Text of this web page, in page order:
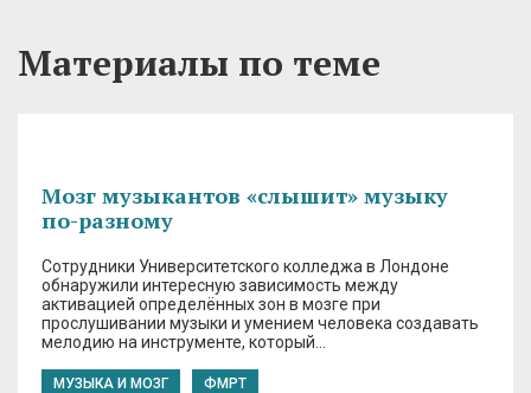
Материалы по теме
Мозг музыкантов «слышит» музыку
по-разному
Сотрудники Университетского колледжа в Лондоне
обнаружили интересную зависимость между
активацией определённых зон в мозге при
прослушивании музыки и умением человека создавать
мелодию на инструменте, который…
МУЗЫКА И МОЗГ ФМРТ